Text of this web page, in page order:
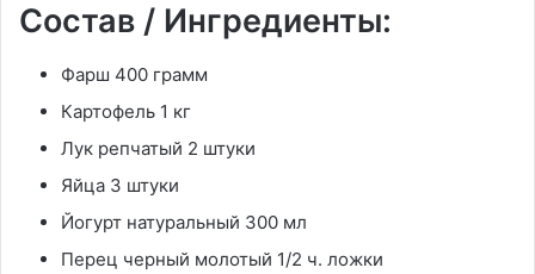
Состав / Ингредиенты:
Фарш 400 грамм
Картофель 1 кг
Лук репчатый 2 штуки
Яйца 3 штуки
Йогурт натуральный 300 мл
Перец черный молотый 1/2 ч. ложки